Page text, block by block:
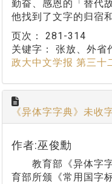
勤奋、感恩的「替代
他找到了文字的归宿
页次： 281-314
关键字： 张放、外省
政大中文学报 第三十
《异体字字典》未
作者:巫俊勳
教育部《异体字字
育部所颁《常用国字